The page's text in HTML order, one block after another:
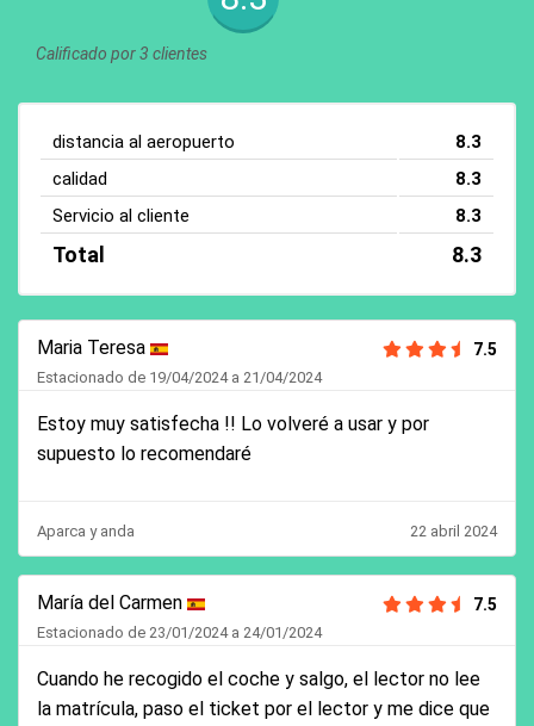
Calificado por 3 clientes
distancia al aeropuerto
8.3
calidad
8.3
Servicio al cliente
8.3
Total 8.3
Maria Teresa 7.5
Estacionado de 19/04/2024 a 21/04/2024
Estoy muy satisfecha !! Lo volveré a usar y por
supuesto lo recomendaré
Aparca y anda 22 abril 2024
María del Carmen 7.5
Estacionado de 23/01/2024 a 24/01/2024
Cuando he recogido el coche y salgo, el lector no lee
la matrícula, paso el ticket por el lector y me dice que